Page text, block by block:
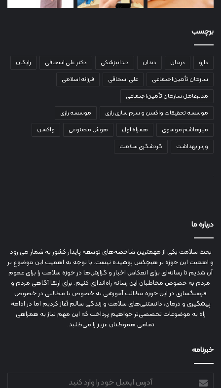
برچسب
دارو درمان دندان دندانپزشکی دکتر علی اسحاقی
رایگان
سازمان تأمین‌اجتماعی
علی اسحاقی
فرزانه اسلامی
مدیرعامل سازمان تأمین‌اجتماعی
موسسه تحقیقات واکسن و سرم سازی رازی
موسسه رازی
میرهاشم موسوی
همراه اول هوش مصنوعی
واکسن
وزیر بهداشت
گردشگری سلامت
درباره ما
بحث سلامت یکی از مهمترین شاخصه‌های توسعه پایدار کشور به شمار می رود
و اهمیت این حوزه بر هیچکس پوشیده نیست. با توجه به اهمیت این موضوع بر
آن شدیم تا رسانه‌ای برای انعکاس اخبار و گزارش‌ها در حوزه سلامت را برای عموم
مردم به خصوص مخاطبان این رسانه راه‌اندازی کنیم. برای ارتقا آگاهی مردم و
فرهنگسازی در این حوزه مطالب آموزشی به خصوص با مطالبی در خصوص
پیشگیری و درمان، دانستنی‌های سلامت و زندگی سالم آغاز کردیم اما در ادامه
راه به موضوعات تخصصی‌تر خواهیم پرداخت که این مهم نیاز به همراهی
تمامی هموطنان عزیز را می‌طلبد.
خبرنامه
آدرس